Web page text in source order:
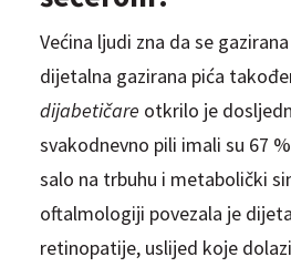
Većina ljudi zna da se
dijetalna gazirana pića
dijabetičare otkrilo je
svakodnevno pili imali su 67
salo na trbuhu i metabolički
oftalmologiji povezala je
retinopatije, uslijed koje